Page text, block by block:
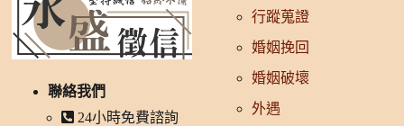
聯絡我們
24小時免費諮詢
行蹤蒐證
婚姻挽回
婚姻破壞
外遇